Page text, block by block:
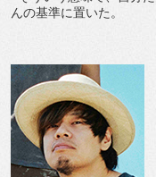
んの基準に置いた。